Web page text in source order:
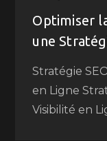
Optimiser
une
Stratégie
en Ligne
Visibilité en